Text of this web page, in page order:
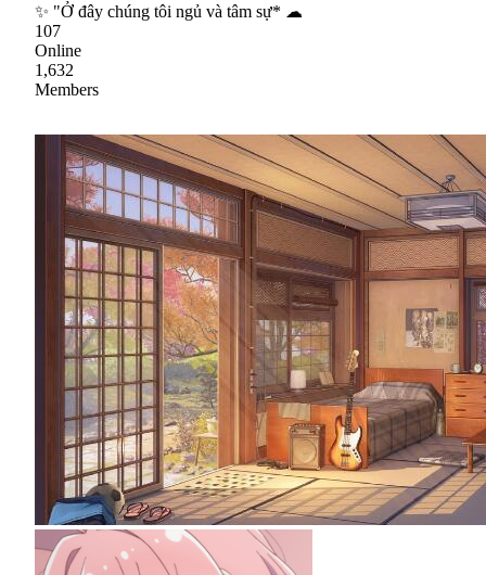
✨ "Ở đây chúng tôi ngủ và tâm sự* ☁
107
Online
1,632
Members